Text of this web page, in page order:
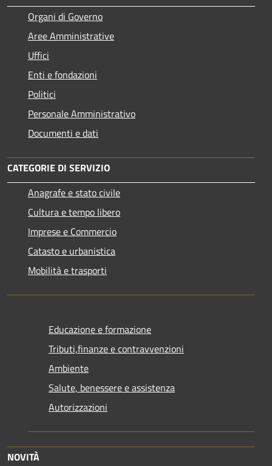
Organi di Governo
Aree Amministrative
Uffici
Enti e fondazioni
Politici
Personale Amministrativo
Documenti e dati
CATEGORIE DI SERVIZIO
Anagrafe e stato civile
Cultura e tempo libero
Imprese e Commercio
Catasto e urbanistica
Mobilità e trasporti
Educazione e formazione
Tributi,finanze e contravvenzioni
Ambiente
Salute, benessere e assistenza
Autorizzazioni
NOVITÀ